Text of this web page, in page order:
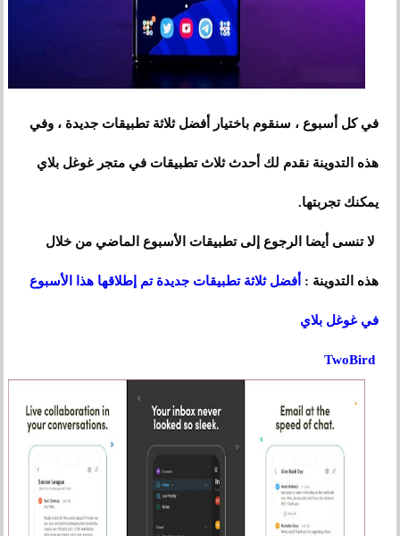
في كل أسبوع ، سنقوم باختيار أفضل ثلاثة تطبيقات جديدة ، وفي
هذه التدوينة نقدم لك أحدث ثلاث تطبيقات في متجر غوغل بلاي
يمكنك تجربتها.
لا تنسى أيضا الرجوع إلى تطبيقات الأسبوع الماضي من خلال
هذه التدوينة : أفضل ثلاثة تطبيقات جديدة تم إطلاقها هذا الأسبوع
في غوغل بلاي
TwoBird